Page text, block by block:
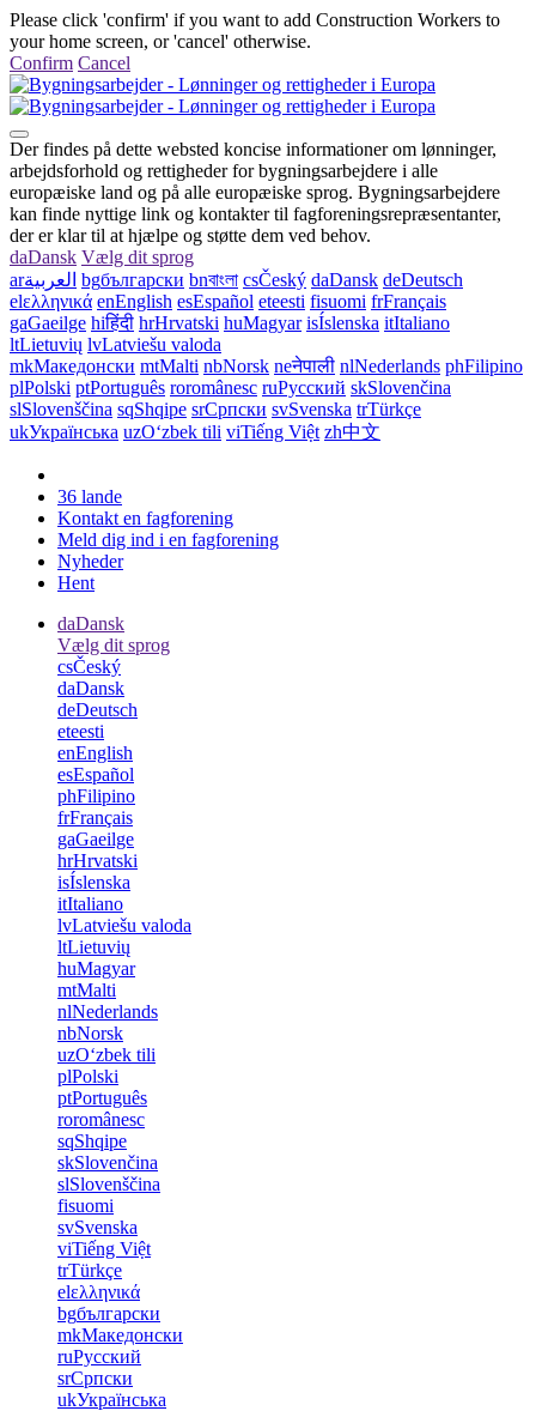
Please click 'confirm' if you want to add Construction Workers to
your home screen, or 'cancel' otherwise.
Confirm Cancel
Der findes på dette websted koncise informationer om lønninger,
arbejdsforhold og rettigheder for bygningsarbejdere i alle
europæiske land og på alle europæiske sprog. Bygningsarbejdere
kan finde nyttige link og kontakter til fagforeningsrepræsentanter,
der er klar til at hjælpe og støtte dem ved behov.
daDansk Vælg dit sprog
arالعربية bgбългарски bnবাংলা csČeský daDansk deDeutsch
elελληνικά enEnglish esEspañol eteesti fisuomi frFrançais
gaGaeilge hiहिंदी hrHrvatski huMagyar isÍslenska itItaliano
ltLietuvių lvLatviešu valoda
mkМакедонски mtMalti nbNorsk neनेपाली nlNederlands phFilipino
plPolski ptPortuguês roromânesc ruРусский skSlovenčina
slSlovenščina sqShqipe srСрпски svSvenska trTürkçe
ukУкраїнська uzOʻzbek tili viTiếng Việt zh中文
36 lande
Kontakt en fagforening
Meld dig ind i en fagforening
Nyheder
Hent
daDansk
Vælg dit sprog
csČeský
daDansk
deDeutsch
eteesti
enEnglish
esEspañol
phFilipino
frFrançais
gaGaeilge
hrHrvatski
isÍslenska
itItaliano
lvLatviešu valoda
ltLietuvių
huMagyar
mtMalti
nlNederlands
nbNorsk
uzOʻzbek tili
plPolski
ptPortuguês
roromânesc
sqShqipe
skSlovenčina
slSlovenščina
fisuomi
svSvenska
viTiếng Việt
trTürkçe
elελληνικά
bgбългарски
mkМакедонски
ruРусский
srСрпски
ukУкраїнська